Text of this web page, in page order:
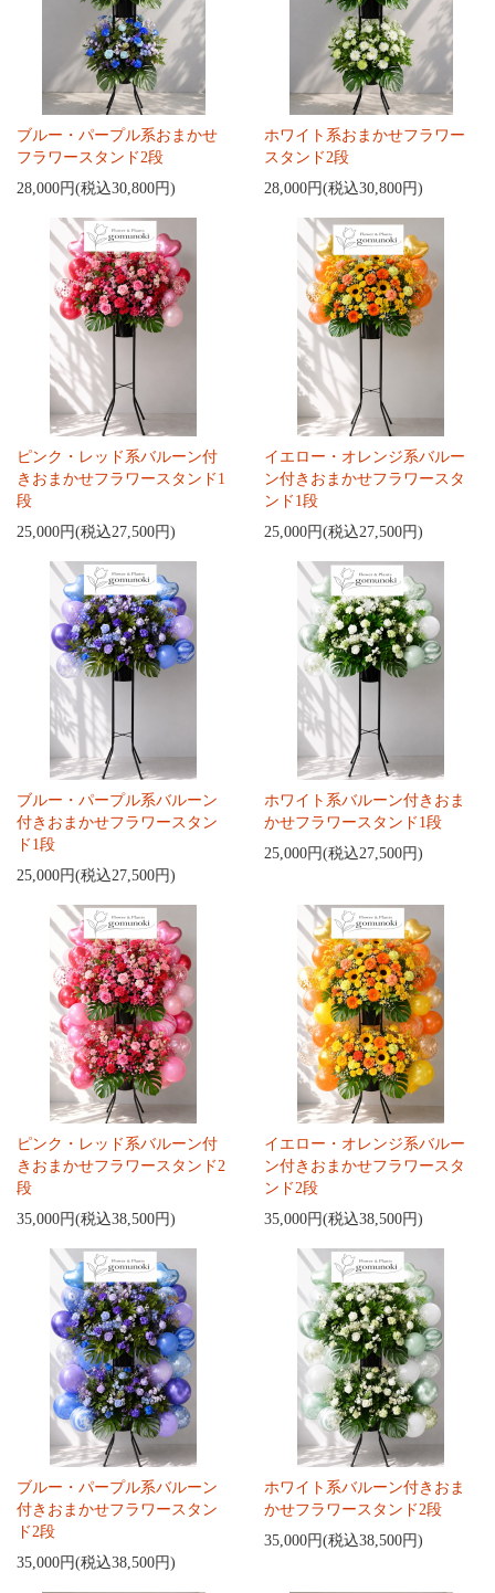
ブルー・パープル系おまかせ
フラワースタンド2段
28,000円(税込30,800円)
ホワイト系おまかせフラワー
スタンド2段
28,000円(税込30,800円)
ピンク・レッド系バルーン付
きおまかせフラワースタンド1
段
25,000円(税込27,500円)
イエロー・オレンジ系バルー
ン付きおまかせフラワースタ
ンド1段
25,000円(税込27,500円)
ブルー・パープル系バルーン
付きおまかせフラワースタン
ド1段
25,000円(税込27,500円)
ホワイト系バルーン付きおま
かせフラワースタンド1段
25,000円(税込27,500円)
ピンク・レッド系バルーン付
きおまかせフラワースタンド2
段
35,000円(税込38,500円)
イエロー・オレンジ系バルー
ン付きおまかせフラワースタ
ンド2段
35,000円(税込38,500円)
ブルー・パープル系バルーン
付きおまかせフラワースタン
ド2段
35,000円(税込38,500円)
ホワイト系バルーン付きおま
かせフラワースタンド2段
35,000円(税込38,500円)